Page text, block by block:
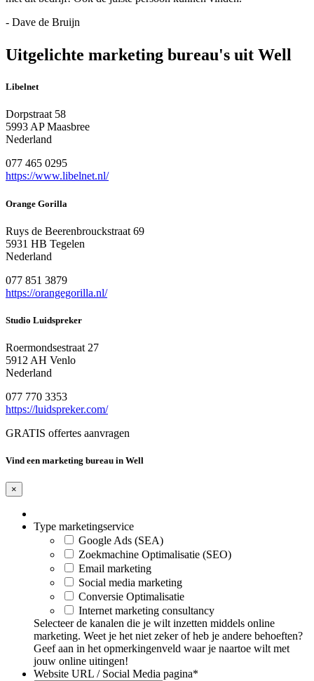
- Dave de Bruijn
Uitgelichte marketing bureau's uit Well
Libelnet
Dorpstraat 58
5993 AP Maasbree
Nederland
077 465 0295
https://www.libelnet.nl/
Orange Gorilla
Ruys de Beerenbrouckstraat 69
5931 HB Tegelen
Nederland
077 851 3879
https://orangegorilla.nl/
Studio Luidspreker
Roermondsestraat 27
5912 AH Venlo
Nederland
077 770 3353
https://luidspreker.com/
GRATIS offertes aanvragen
Vind een marketing bureau in Well
×
Type marketingservice
Google Ads (SEA)
Zoekmachine Optimalisatie (SEO)
Email marketing
Social media marketing
Conversie Optimalisatie
Internet marketing consultancy
Selecteer de kanalen die je wilt inzetten middels online
marketing. Weet je het niet zeker of heb je andere behoeften?
Geef aan in het opmerkingenveld waar je naartoe wilt met
jouw online uitingen!
Website URL / Social Media pagina*